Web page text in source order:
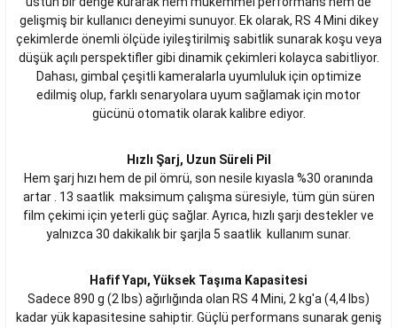
gelişmiş bir kullanıcı deneyimi sunuyor. Ek olarak, RS 4 Mini dikey
çekimlerde önemli ölçüde iyileştirilmiş sabitlik sunarak koşu veya
düşük açılı perspektifler gibi dinamik çekimleri kolayca sabitliyor.
Dahası, gimbal çeşitli kameralarla uyumluluk için optimize
edilmiş olup, farklı senaryolara uyum sağlamak için motor
gücünü otomatik olarak kalibre ediyor.
Hızlı Şarj, Uzun Süreli Pil
Hem şarj hızı hem de pil ömrü, son nesile kıyasla %30 oranında
artar . 13 saatlik maksimum çalışma süresiyle, tüm gün süren
film çekimi için yeterli güç sağlar. Ayrıca, hızlı şarjı destekler ve
yalnızca 30 dakikalık bir şarjla 5 saatlik kullanım sunar.
Hafif Yapı, Yüksek Taşıma Kapasitesi
Sadece 890 g (2 lbs) ağırlığında olan RS 4 Mini, 2 kg'a (4,4 lbs)
kadar yük kapasitesine sahiptir. Güçlü performans sunarak geniş